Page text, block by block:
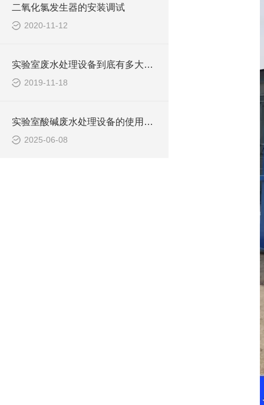
二氧化氯发生器的安装调试
2020-11-12
实验室废水处理设备到底有多大的本事？
2019-11-18
实验室酸碱废水处理设备的使用可提高生态环保
2025-06-08